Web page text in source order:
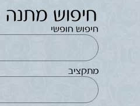
חיפוש מתנה
חיפוש חופשי
מתקציב